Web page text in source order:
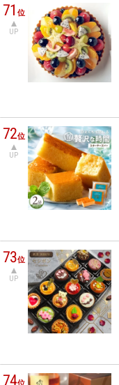
71位
UP
72位
UP
73位
UP
74位